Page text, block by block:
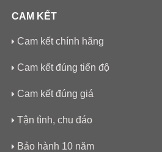
CAM KẾT
Cam kết chính hãng
Cam kết đúng tiến độ
Cam kết đúng giá
Tận tình, chu đáo
Bảo hành 10 năm